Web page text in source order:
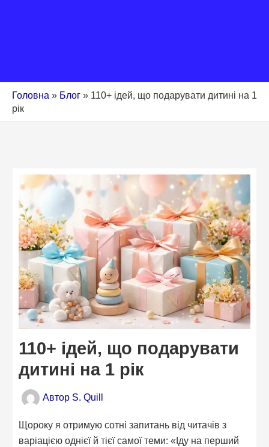
Головна » Блог » 110+ ідей, що подарувати дитині на 1
рік
110+ ідей, що подарувати
дитині на 1 рік
Автор S. Quill
Щороку я отримую сотні запитань від читачів з
варіацією однієї й тієї самої теми: «Іду на перший